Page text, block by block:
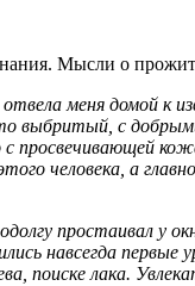
Мысли о
меня домой к
выбритый, с
с просвечивающей
человека, а
простаивал у
навсегда первые
поиске лака.